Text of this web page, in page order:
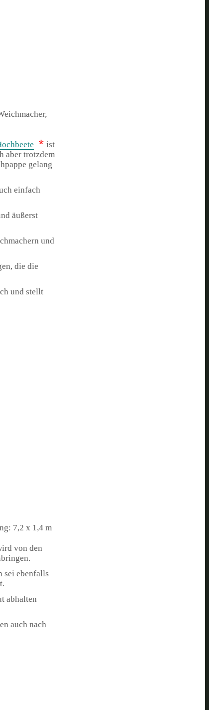
* ist
aber trotzdem
gelang
einfach
äußerst
und
die die
und stellt
7,2 x 1,4 m
von den
sei ebenfalls
abhalten
auch nach